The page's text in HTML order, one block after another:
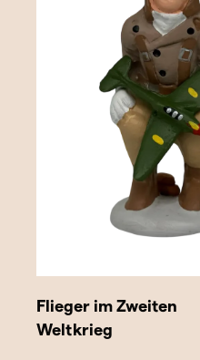
Flieger im Zweiten
Weltkrieg